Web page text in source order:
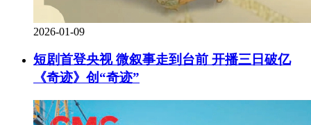
2026-01-09
短剧首登央视 微叙事走到台前 开播三日破亿
《奇迹》创“奇迹”